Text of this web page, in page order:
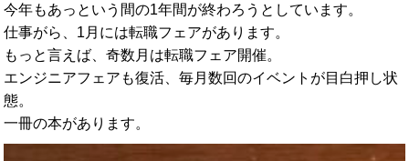
今年もあっという間の1年間が終わろうとしています。
仕事がら、1月には転職フェアがあります。
もっと言えば、奇数月は転職フェア開催。
エンジニアフェアも復活、毎月数回のイベントが目白押し状
態。
一冊の本があります。